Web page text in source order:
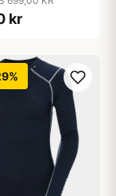
kr